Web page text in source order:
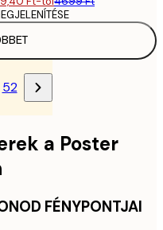
52
a Poster
FÉNYPONTJAI